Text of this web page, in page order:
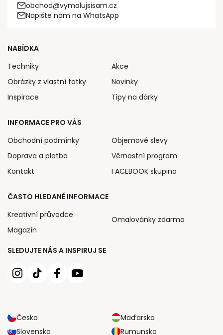
obchod@vymalujsisam.cz
Napište nám na WhatsApp
SLEDUJTE NÁS A INSPIRUJ SE
Česko
Maďarsko
Slovensko
Rumunsko
NABÍDKA
Techniky
Obrázky z vlastní fotky
Inspirace
Akce
Novinky
Tipy na dárky
INFORMACE PRO VÁS
Obchodní podmínky
Doprava a platba
Kontakt
Objemové slevy
Věrnostní program
FACEBOOK skupina
ČASTO HLEDANÉ INFORMACE
Kreativní průvodce
Magazín
Omalovánky zdarma